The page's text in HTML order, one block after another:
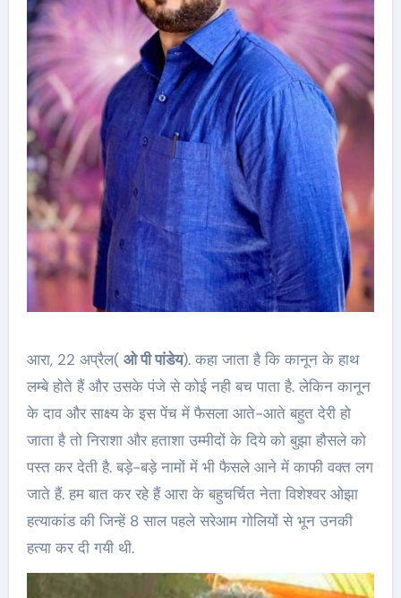
आरा, 22 अप्रैल( ओ पी पांडेय). कहा जाता है कि कानून के हाथ
लम्बे होते हैं और उसके पंजे से कोई नही बच पाता है. लेकिन कानून
के दाव और साक्ष्य के इस पेंच में फैसला आते-आते बहुत देरी हो
जाता है तो निराशा और हताशा उम्मीदों के दिये को बुझा हौसले को
पस्त कर देती है. बड़े-बड़े नामों में भी फैसले आने में काफी वक्त लग
जाते हैं. हम बात कर रहे हैं आरा के बहुचर्चित नेता विशेश्वर ओझा
हत्याकांड की जिन्हें 8 साल पहले सरेआम गोलियों से भून उनकी
हत्या कर दी गयी थी.